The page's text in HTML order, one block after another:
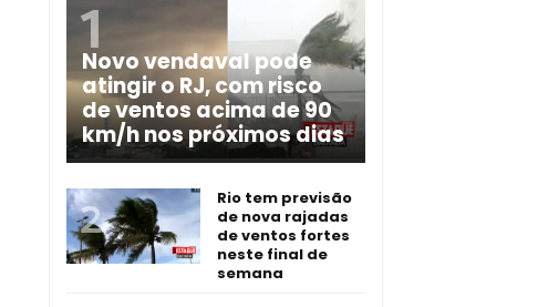
Novo vendaval pode
atingir o RJ, com risco
de ventos acima de 90
km/h nos próximos dias
Rio tem previsão
de nova rajadas
de ventos fortes
neste final de
semana